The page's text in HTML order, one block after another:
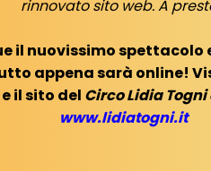
rinnovato sito web. A
il nuovissimo spettacolo
appena sarà online!
il sito del Circo Lidia Togni
www.lidiatogni.it